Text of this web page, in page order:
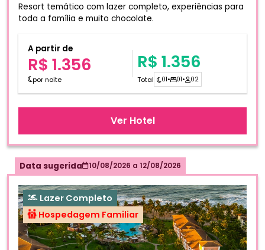
Resort temático com lazer completo, experiências para
toda a família e muito chocolate.
A partir de
R$ 1.356
por noite
R$ 1.356
Total 01• 01• 02
Ver Hotel
Data sugerida 10/08/2026 a 12/08/2026
Lazer Completo
Hospedagem Familiar